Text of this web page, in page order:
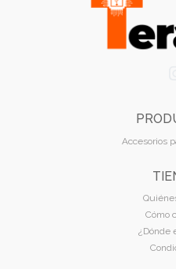
Accesorios
Cómo
¿Dónde